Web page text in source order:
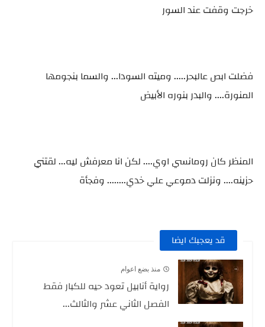
خرجت وقفت عند السور
فضلت ابص عالبحر..... وميته السودا... والسما بنجومها
المنورة.... والبدر بنوره الأبيض
المنظر كان رومانسي اوي.... لكن انا معرفش ليه... لقتني
حزينه.... ونزلت دموعي علي خدي........ وفجأة
قد يعجبك ايضا
منذ بضع اعوام
رواية أنابيل تعود حيه للكبار فقط
الفصل الثاني عشر والثالث...